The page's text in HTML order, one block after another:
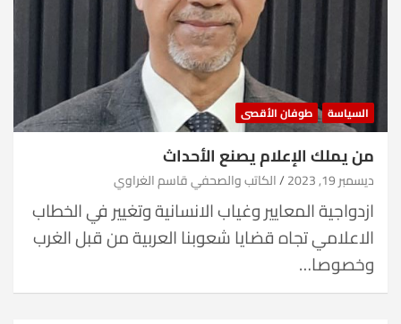
السياسة طوفان الأقصى
من يملك الإعلام يصنع الأحداث
ديسمبر 19, 2023 الكاتب والصحفي قاسم الغراوي
ازدواجية المعايير وغياب الانسانية وتغيير في الخطاب
الاعلامي تجاه قضايا شعوبنا العربية من قبل الغرب
وخصوصا…